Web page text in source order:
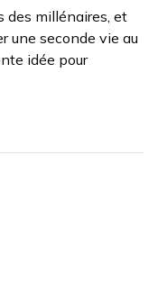
des millénaires, et
une seconde vie au
idée pour